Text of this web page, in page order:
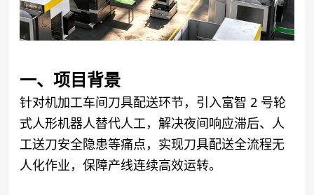
一、项目背景
针对机加工车间刀具配送环节，引入富智 2 号轮
式人形机器人替代人工，解决夜间响应滞后、人
工送刀安全隐患等痛点，实现刀具配送全流程无
人化作业，保障产线连续高效运转。